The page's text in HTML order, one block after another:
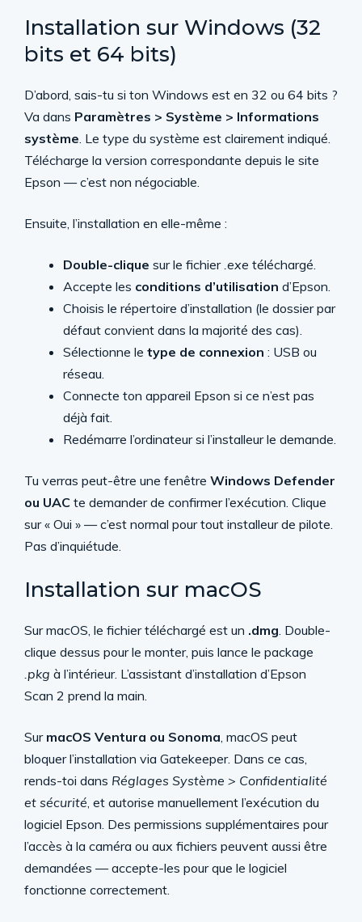
Installation sur Windows (32
bits et 64 bits)
D’abord, sais-tu si ton Windows est en 32 ou 64 bits ?
Va dans Paramètres > Système > Informations
système. Le type du système est clairement indiqué.
Télécharge la version correspondante depuis le site
Epson — c’est non négociable.
Ensuite, l’installation en elle-même :
Double-clique sur le fichier.exe téléchargé.
Accepte les conditions d’utilisation d’Epson.
Choisis le répertoire d’installation (le dossier par
défaut convient dans la majorité des cas).
Sélectionne le type de connexion : USB ou
réseau.
Connecte ton appareil Epson si ce n’est pas
déjà fait.
Redémarre l’ordinateur si l’installeur le demande.
Tu verras peut-être une fenêtre Windows Defender
ou UAC te demander de confirmer l’exécution. Clique
sur « Oui » — c’est normal pour tout installeur de pilote.
Pas d’inquiétude.
Installation sur macOS
Sur macOS, le fichier téléchargé est un .dmg. Double-
clique dessus pour le monter, puis lance le package
.pkg à l’intérieur. L’assistant d’installation d’Epson
Scan 2 prend la main.
Sur macOS Ventura ou Sonoma, macOS peut
bloquer l’installation via Gatekeeper. Dans ce cas,
rends-toi dans Réglages Système > Confidentialité
et sécurité, et autorise manuellement l’exécution du
logiciel Epson. Des permissions supplémentaires pour
l’accès à la caméra ou aux fichiers peuvent aussi être
demandées — accepte-les pour que le logiciel
fonctionne correctement.